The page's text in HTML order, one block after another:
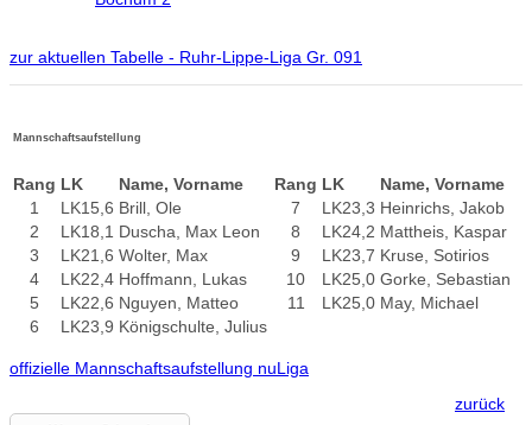
zur aktuellen Tabelle - Ruhr-Lippe-Liga Gr. 091
Mannschaftsaufstellung
Rang LK
Name, Vorname
1
LK15,6 Brill, Ole
2
LK18,1 Duscha, Max Leon
3
LK21,6 Wolter, Max
4
LK22,4 Hoffmann, Lukas
5
LK22,6 Nguyen, Matteo
6
LK23,9 Königschulte, Julius
Rang LK
Name, Vorname
7
LK23,3 Heinrichs, Jakob
8
LK24,2 Mattheis, Kaspar
9
LK23,7 Kruse, Sotirios
10
LK25,0 Gorke, Sebastian
11
LK25,0 May, Michael
offizielle Mannschaftsaufstellung nuLiga
zurück